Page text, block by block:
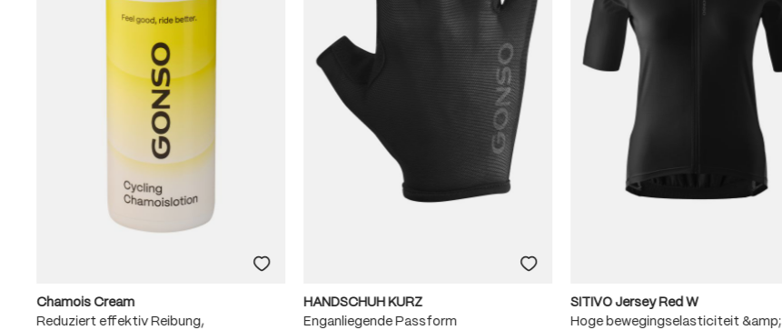
Chamois Cream
Reduziert effektiv Reibung,
HANDSCHUH KURZ
Enganliegende Passform
SITIVO Jersey Red W
Hoge bewegingselasticiteit &amp;